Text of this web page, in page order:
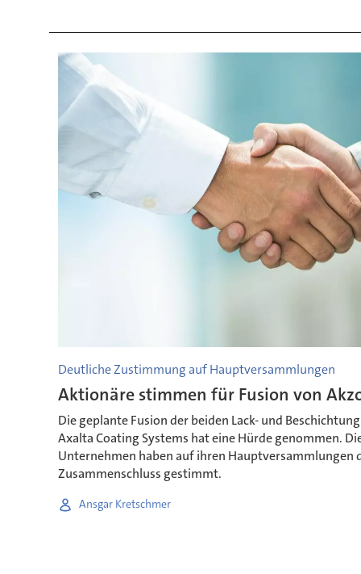
und
Prozessindustrie
Deutliche Zustimmung auf Hauptversammlungen
Aktionäre stimmen für Fusion von
Die geplante Fusion der beiden Lack- und
Axalta Coating Systems hat eine Hürde genommen.
Unternehmen haben auf ihren Hauptversammlungen
Zusammenschluss gestimmt.
Ansgar Kretschmer